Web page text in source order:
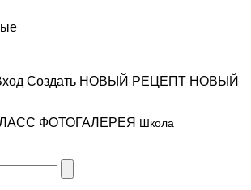
Создать НОВЫЙ РЕЦЕПТ НОВЫЙ
ФОТОГАЛЕРЕЯ Школа